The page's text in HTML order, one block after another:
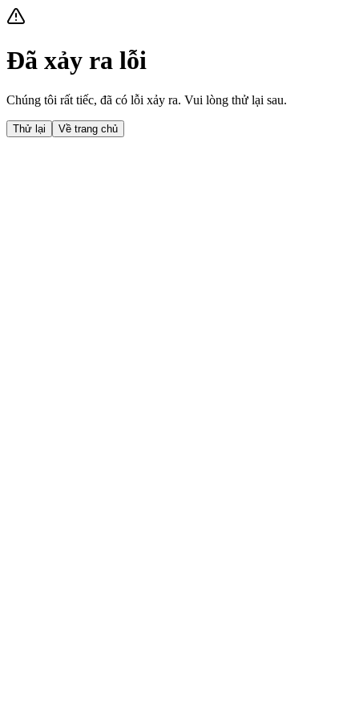
Đã xảy ra lỗi
Chúng tôi rất tiếc, đã có lỗi xảy ra. Vui lòng thử lại sau.
Thử lại Về trang chủ